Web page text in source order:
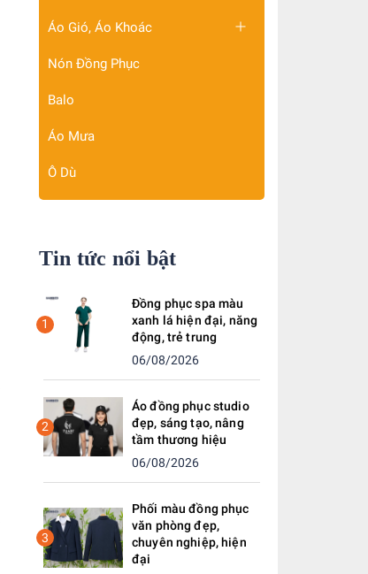
Áo Gió, Áo Khoác
Nón Đồng Phục
Balo
Áo Mưa
Ô Dù
Tin tức nổi bật
1
Đồng phục spa màu
xanh lá hiện đại, năng
động, trẻ trung
06/08/2026
2
Áo đồng phục studio
đẹp, sáng tạo, nâng
tầm thương hiệu
06/08/2026
3
Phối màu đồng phục
văn phòng đẹp,
chuyên nghiệp, hiện
đại